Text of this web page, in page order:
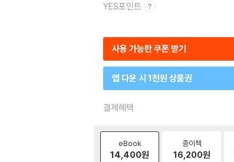
YES포인트
사용 가능한 쿠폰 받기
앱 다운 시 1천원 상품권
결제혜택
eBook
14,400원
종이책
16,200원